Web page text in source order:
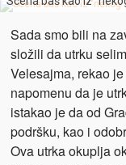
Sada smo bili na
složili da utrku
Velesajma, rekao
napomenu da je
istakao je da od
podršku, kao i
Ova utrka okuplja